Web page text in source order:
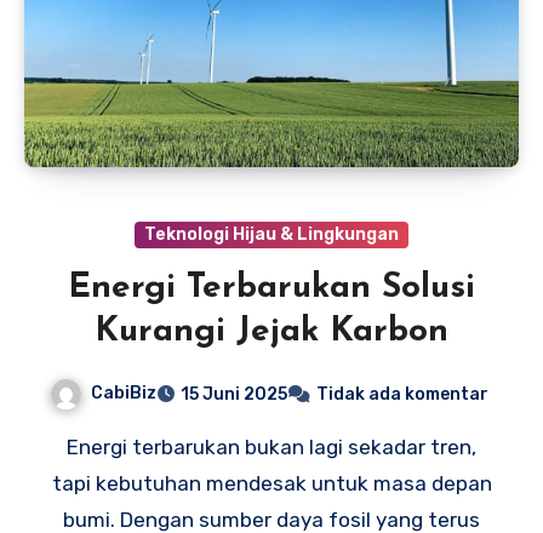
Teknologi Hijau & Lingkungan
Energi Terbarukan Solusi
Kurangi Jejak Karbon
CabiBiz 15 Juni 2025 Tidak ada komentar
Energi terbarukan bukan lagi sekadar tren,
tapi kebutuhan mendesak untuk masa depan
bumi. Dengan sumber daya fosil yang terus